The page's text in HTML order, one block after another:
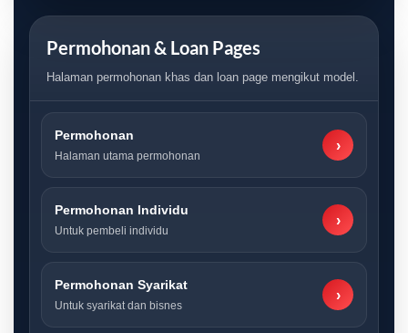
Permohonan & Loan Pages
Halaman permohonan khas dan loan page mengikut model.
Permohonan
Halaman utama permohonan
›
Permohonan Individu
Untuk pembeli individu
›
Permohonan Syarikat
Untuk syarikat dan bisnes
›